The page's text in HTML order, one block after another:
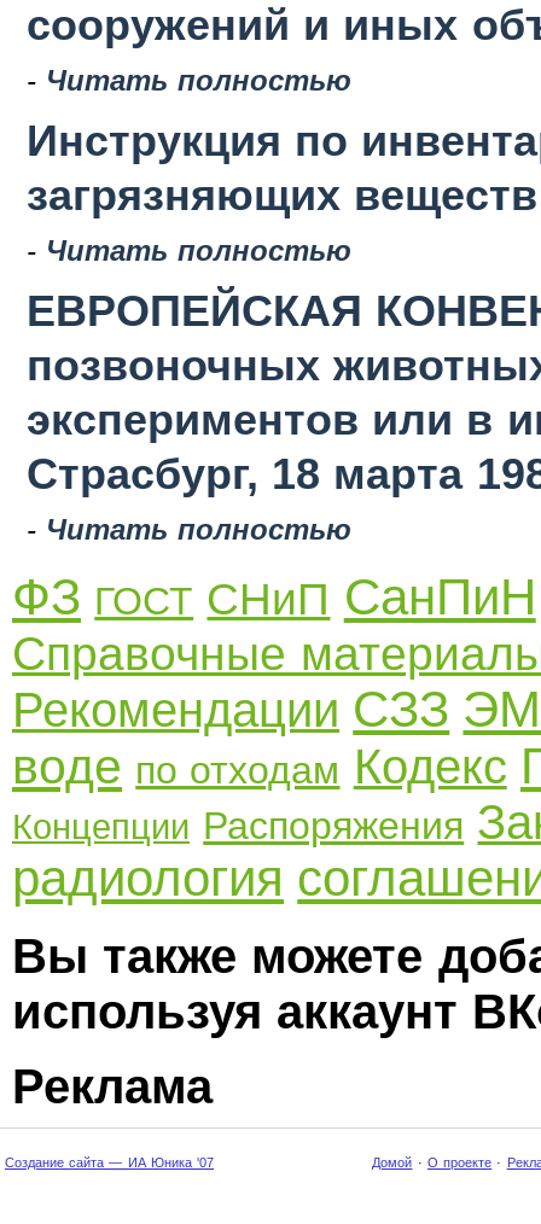
сооружений и иных
- Читать полностью
Инструкция по
загрязняющих
- Читать полностью
ЕВРОПЕЙСКАЯ
позвоночных
экспериментов или в
Страсбург, 18 марта
- Читать полностью
ФЗ ГОСТ СНиП СанПиН
Справочные
Рекомендации СЗЗ
воде по отходам Кодекс
Концепции Распоряжения
радиология
Вы также можете
используя аккаунт
Реклама
Создание сайта — ИА Юника '07 Домой · О проекте ·